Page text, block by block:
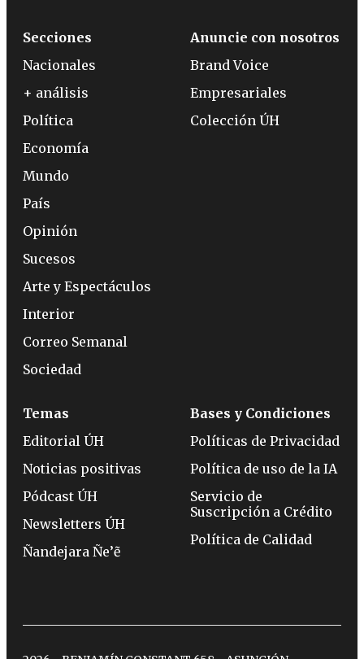
Secciones
Nacionales
+ análisis
Política
Economía
Mundo
País
Opinión
Sucesos
Arte y Espectáculos
Interior
Correo Semanal
Sociedad
Anuncie con nosotros
Brand Voice
Empresariales
Colección ÚH
Temas
Editorial ÚH
Noticias positivas
Pódcast ÚH
Newsletters ÚH
Ñandejara Ñe’ẽ
Bases y Condiciones
Políticas de Privacidad
Política de uso de la IA
Servicio de
Suscripción a Crédito
Política de Calidad